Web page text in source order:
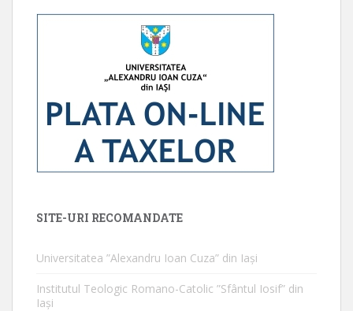
SITE-URI RECOMANDATE
Universitatea ”Alexandru Ioan Cuza” din Iaşi
Institutul Teologic Romano-Catolic ”Sfântul Iosif” din
Iaşi